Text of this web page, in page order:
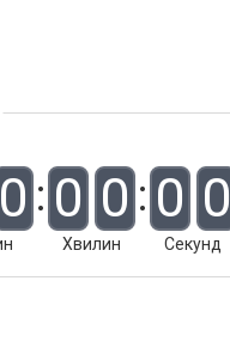
0 0 0
Хвилин
0 0
Секунд